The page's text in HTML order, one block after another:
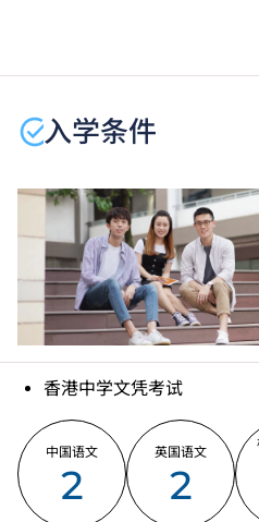
学生或须于其他VTC院校
分校／上课地点。
入学条件
香港中学文凭考试
中国语文
2
英国语文
2